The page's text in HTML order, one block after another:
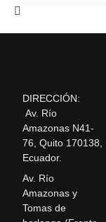
DIRECCIÓN:
Av. Río
Amazonas N41-
76, Quito 170138,
Ecuador.
Av. Río
Amazonas y
Tomas de